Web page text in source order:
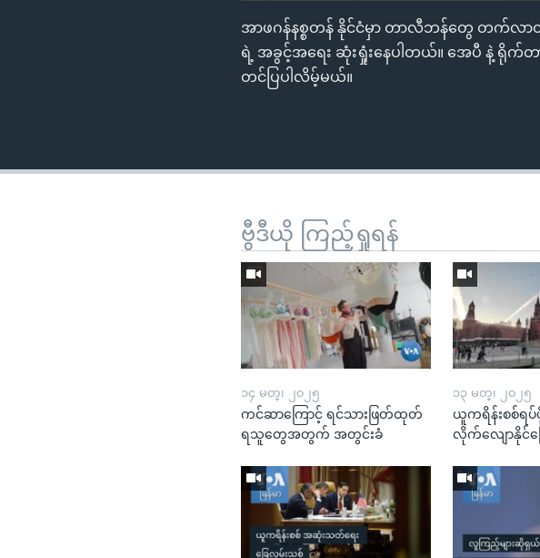
အာဖဂန်နစ္စတန် နိုင်ငံမှာ တာလီဘန်တွေ တက်လာတာ
ရဲ့ အခွင့်အရေး ဆုံးရှုံးနေပါတယ်။ အေပီ နဲ့ ရိုက်တ
တင်ပြပါလိမ့်မယ်။
ဗွီဒီယို ကြည့်ရှုရန်
၁၄ မတ္၊ ၂၀၂၅
ကင်ဆာကြောင့် ရင်သားဖြတ်ထုတ်
ရသူတွေအတွက် အတွင်းခံ
၁၃ မတ္၊ ၂၀၂၅
ယူကရိန်းစစ်ရ
လိုက်လျောနိုင်ခ